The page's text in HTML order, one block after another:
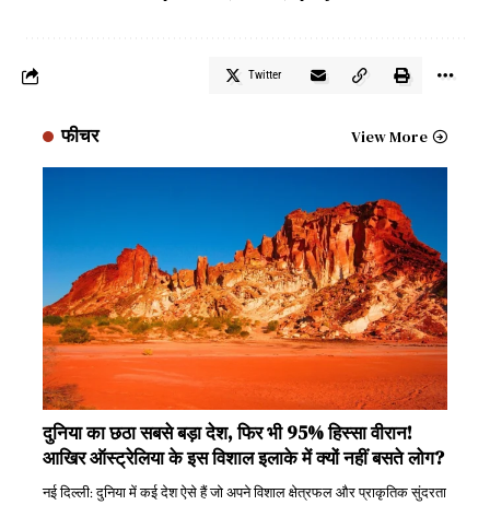
Twitter
फीचर View More
दुनिया का छठा सबसे बड़ा देश, फिर भी 95% हिस्सा वीरान!
आखिर ऑस्ट्रेलिया के इस विशाल इलाके में क्यों नहीं बसते लोग?
नई दिल्ली: दुनिया में कई देश ऐसे हैं जो अपने विशाल क्षेत्रफल और प्राकृतिक सुंदरता